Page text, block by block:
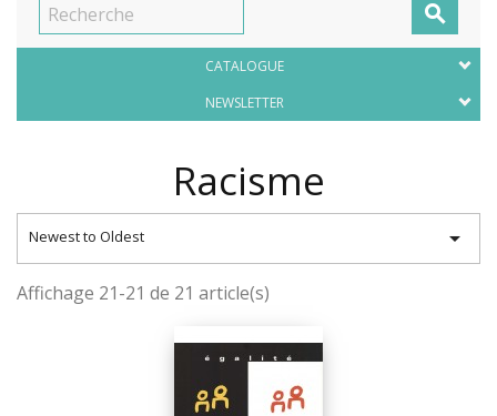

CATALOGUE
NEWSLETTER
Racisme
Newest to Oldest 
Affichage 21-21 de 21 article(s)